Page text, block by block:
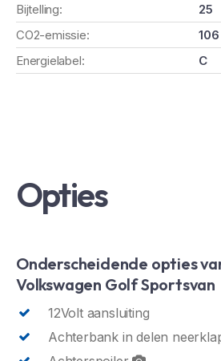
Bijtelling:
25
CO2-emissie:
106
Energielabel:
C
Opties
Onderscheidende opties
Volkswagen Golf Sportsvan
12Volt aansluiting
Achterbank in delen